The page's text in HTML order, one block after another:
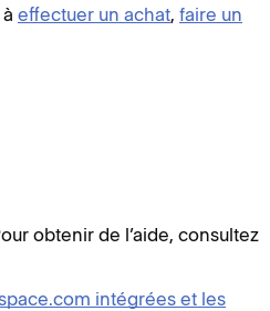
effectuer un achat, faire un
obtenir de l’aide, consultez
intégrées et les